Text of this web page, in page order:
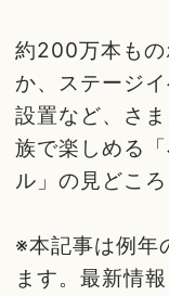
約200万本もの
か、ステージ
設置など、さ
族で楽しめる
ル」の見どころ
※本記事は例年
ます。最新情